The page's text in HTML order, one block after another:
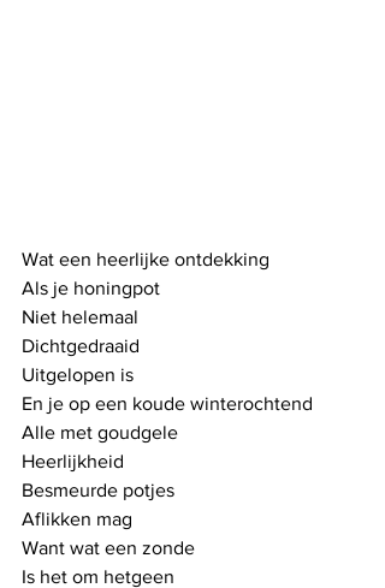
Wat een heerlijke ontdekking
Als je honingpot
Niet helemaal
Dichtgedraaid
Uitgelopen is
En je op een koude winterochtend
Alle met goudgele
Heerlijkheid
Besmeurde potjes
Aflikken mag
Want wat een zonde
Is het om hetgeen